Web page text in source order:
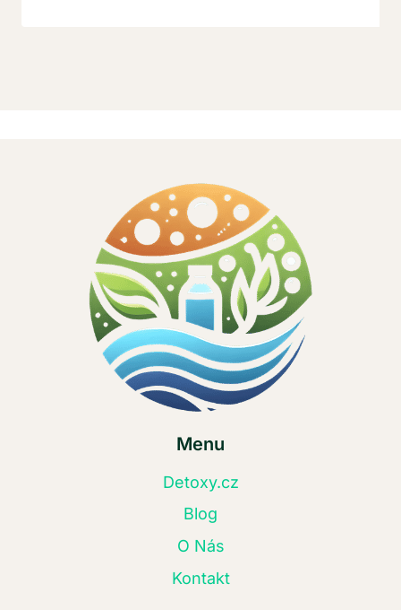
Menu
Detoxy.cz
Blog
O Nás
Kontakt